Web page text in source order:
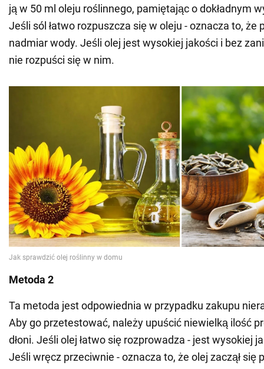
ją w 50 ml oleju roślinnego, pamiętając o dokładnym
Jeśli sól łatwo rozpuszcza się w oleju - oznacza to, że
nadmiar wody. Jeśli olej jest wysokiej jakości i bez
nie rozpuści się w nim.
Metoda 2
Ta metoda jest odpowiednia w przypadku zakupu
Aby go przetestować, należy upuścić niewielką ilość
dłoni. Jeśli olej łatwo się rozprowadza - jest wysokiej
Jeśli wręcz przeciwnie - oznacza to, że olej zaczął się